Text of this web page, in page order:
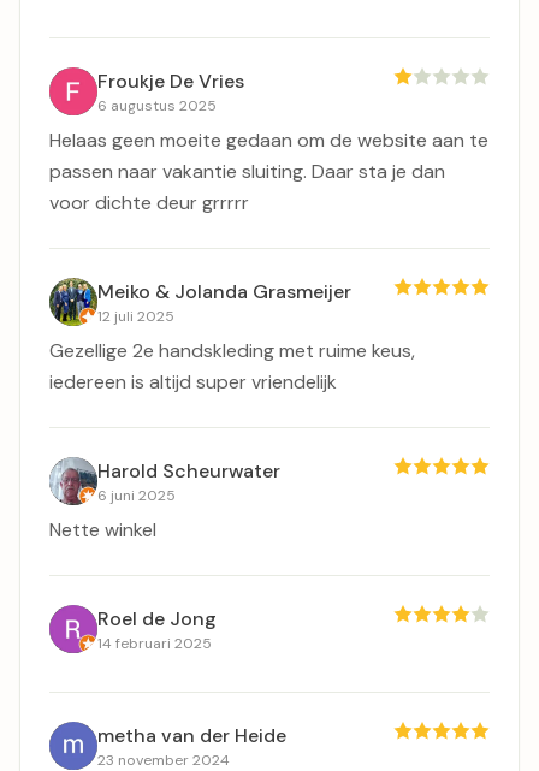
Froukje De Vries
6 augustus 2025
Helaas geen moeite gedaan om de website aan te
passen naar vakantie sluiting. Daar sta je dan
voor dichte deur grrrrr
Meiko & Jolanda Grasmeijer
12 juli 2025
Gezellige 2e handskleding met ruime keus,
iedereen is altijd super vriendelijk
Harold Scheurwater
6 juni 2025
Nette winkel
Roel de Jong
14 februari 2025
metha van der Heide
23 november 2024